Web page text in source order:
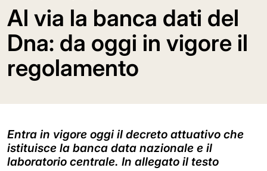
Al via la banca dati del
Dna: da oggi in vigore il
regolamento
Entra in vigore oggi il decreto attuativo che
istituisce la banca data nazionale e il
laboratorio centrale. In allegato il testo